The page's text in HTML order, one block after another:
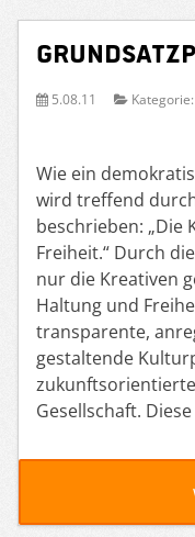
5.08.11 Kategorie:
Wie ein
wird treffend
beschrieben: „Die
Freiheit.“ Durch
nur die Kreativen
Haltung und
transparente,
gestaltende
Gesellschaft.